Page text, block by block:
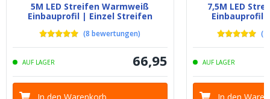
5M LED Streifen Warmweiß
Einbauprofil | Einzel Streifen
(8 bewertungen)
AUF LAGER 66,95
7,5M LED
Einbauprofil
(
AUF LAGER